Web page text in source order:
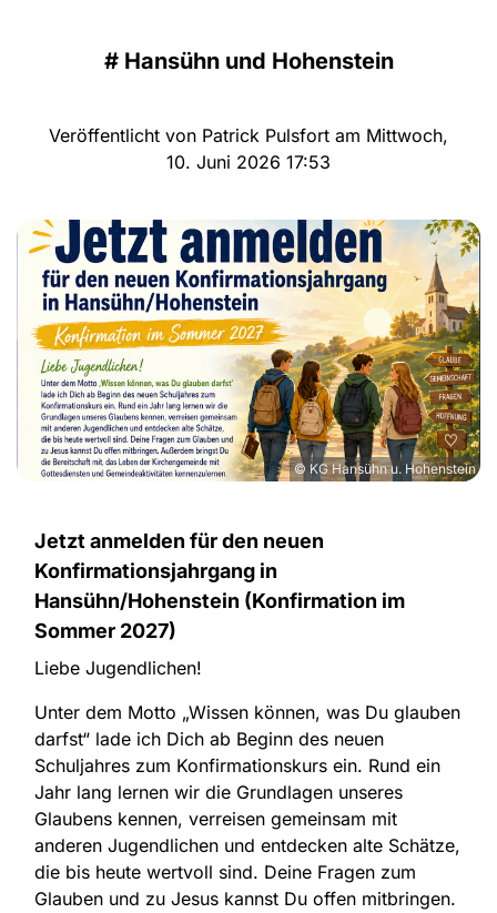
# Hansühn und Hohenstein
Veröffentlicht von Patrick Pulsfort am Mittwoch,
10. Juni 2026 17:53
© KG Hansühn u. Hohenstein
Jetzt anmelden für den neuen
Konfirmationsjahrgang in
Hansühn/Hohenstein (Konfirmation im
Sommer 2027)
Liebe Jugendlichen!
Unter dem Motto „Wissen können, was Du glauben
darfst“ lade ich Dich ab Beginn des neuen
Schuljahres zum Konfirmationskurs ein. Rund ein
Jahr lang lernen wir die Grundlagen unseres
Glaubens kennen, verreisen gemeinsam mit
anderen Jugendlichen und entdecken alte Schätze,
die bis heute wertvoll sind. Deine Fragen zum
Glauben und zu Jesus kannst Du offen mitbringen.